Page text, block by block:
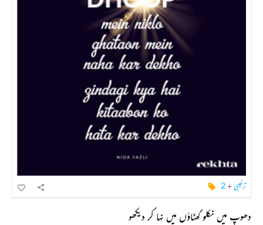
ترغیبی+
2
دھوپ میں نکلو گھٹاؤں میں نہا کر دیکھو